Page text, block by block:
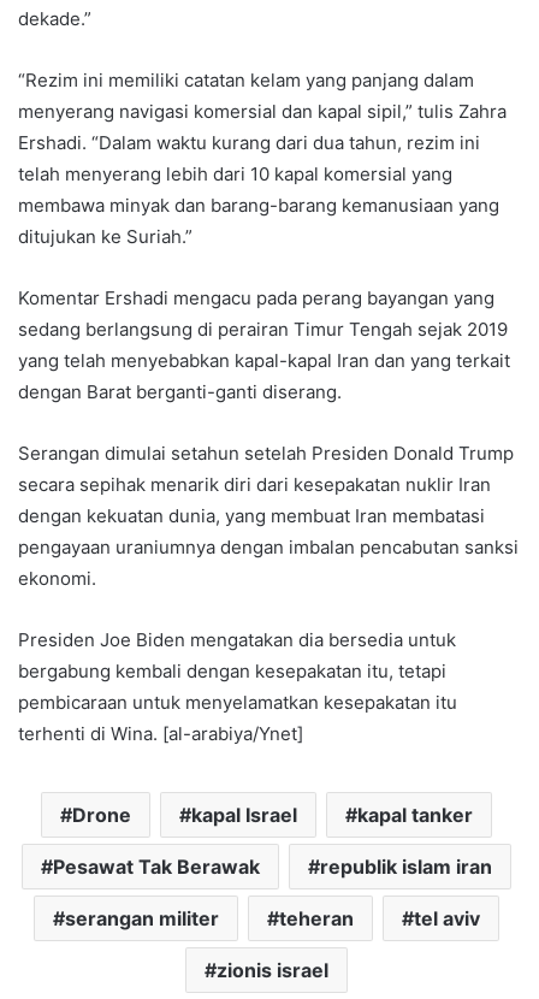
dekade.”
“Rezim ini memiliki catatan kelam yang panjang dalam
menyerang navigasi komersial dan kapal sipil,” tulis Zahra
Ershadi. “Dalam waktu kurang dari dua tahun, rezim ini
telah menyerang lebih dari 10 kapal komersial yang
membawa minyak dan barang-barang kemanusiaan yang
ditujukan ke Suriah.”
Komentar Ershadi mengacu pada perang bayangan yang
sedang berlangsung di perairan Timur Tengah sejak 2019
yang telah menyebabkan kapal-kapal Iran dan yang terkait
dengan Barat berganti-ganti diserang.
Serangan dimulai setahun setelah Presiden Donald Trump
secara sepihak menarik diri dari kesepakatan nuklir Iran
dengan kekuatan dunia, yang membuat Iran membatasi
pengayaan uraniumnya dengan imbalan pencabutan sanksi
ekonomi.
Presiden Joe Biden mengatakan dia bersedia untuk
bergabung kembali dengan kesepakatan itu, tetapi
pembicaraan untuk menyelamatkan kesepakatan itu
terhenti di Wina. [al-arabiya/Ynet]
Drone kapal Israel kapal tanker
Pesawat Tak Berawak republik islam iran
serangan militer teheran tel aviv
zionis israel